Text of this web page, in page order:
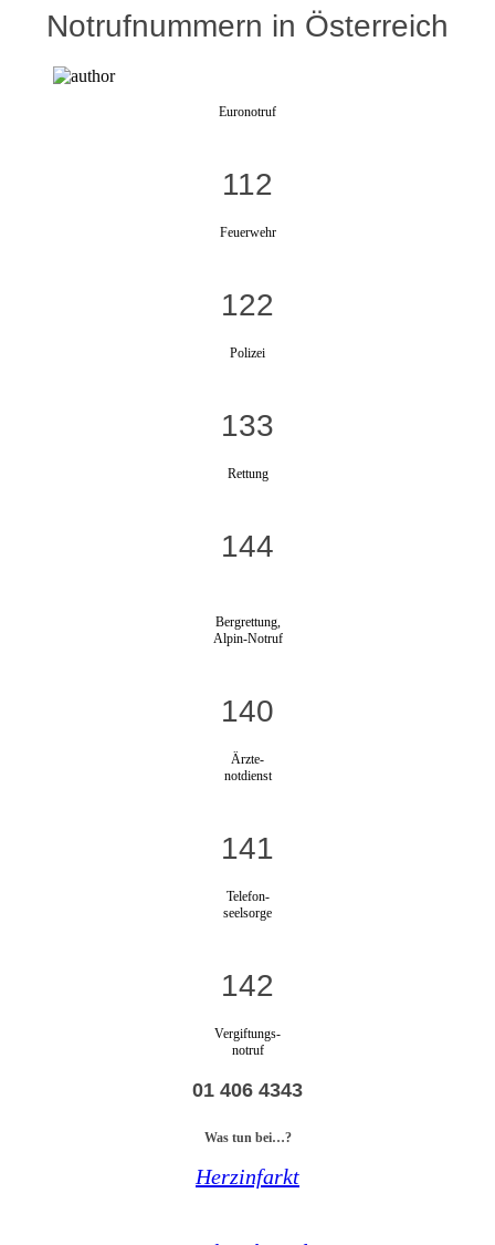
Notrufnummern in Österreich
Euronotruf
112
Feuerwehr
122
Polizei
133
Rettung
144
Bergrettung,
Alpin-Notruf
140
Ärzte-
notdienst
141
Telefon-
seelsorge
142
Vergiftungs-
notruf
01 406 4343
Was tun bei…?
Herzinfarkt